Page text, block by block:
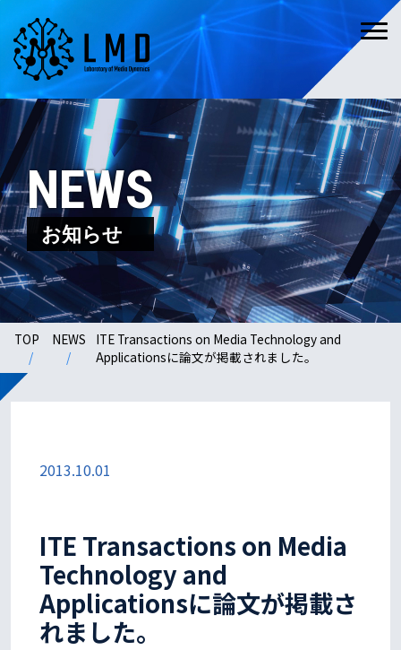
NEWS
お知らせ
TOP NEWS
ITE Transactions on Media Technology and
Applicationsに論文が掲載されました。
2013.10.01
ITE Transactions on Media
Technology and
Applicationsに論文が掲載さ
れました。